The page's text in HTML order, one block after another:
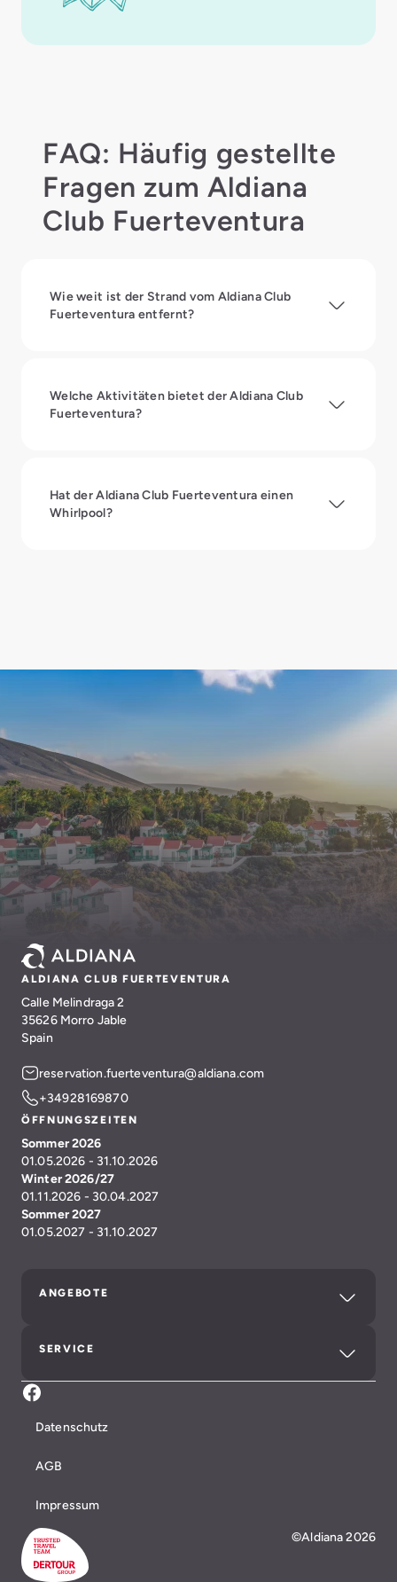
FAQ: Häufig gestellte
Fragen zum Aldiana
Club Fuerteventura
Wie weit ist der Strand vom Aldiana Club
Fuerteventura entfernt?
Welche Aktivitäten bietet der Aldiana Club
Fuerteventura?
Hat der Aldiana Club Fuerteventura einen
Whirlpool?
ALDIANA CLUB FUERTEVENTURA
Calle Melindraga 2
35626 Morro Jable
Spain
reservation.fuerteventura@aldiana.com
+34928169870
ÖFFNUNGSZEITEN
Sommer 2026
01.05.2026 - 31.10.2026
Winter 2026/27
01.11.2026 - 30.04.2027
Sommer 2027
01.05.2027 - 31.10.2027
ANGEBOTE
SERVICE
Datenschutz
AGB
Impressum
©Aldiana 2026